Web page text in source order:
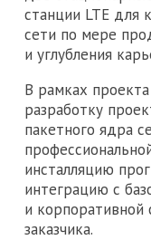
станции LTE для
сети по мере
и углубления
В рамках проекта
разработку
пакетного ядра
инсталляцию
интеграцию с
и
заказчика.